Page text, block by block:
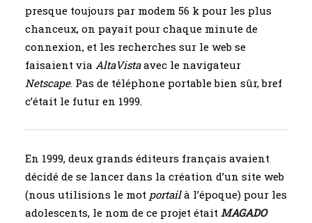
presque toujours par modem 56 k pour les plus
chanceux, on payait pour chaque minute de
connexion, et les recherches sur le web se
faisaient via AltaVistaavec le navigateur
Netscape. Pas de téléphone portable bien sûr, bref
c’était le futur en 1999.
En 1999, deux grands éditeurs français avaient
décidé de se lancer dans la création d’un site web
(nous utilisions le mot portailà l’époque) pour les
adolescents, le nom de ce projet était MAGADO